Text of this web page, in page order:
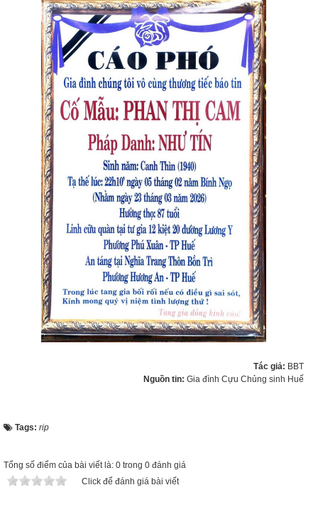
Tác giả: BBT
Nguồn tin: Gia đình Cựu Chủng sinh Huế
Tags: rip
Tổng số điểm của bài viết là: 0 trong 0 đánh giá
Click để đánh giá bài viết